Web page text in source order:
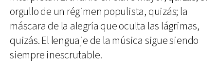
orgullo de un régimen populista, quizás; la
máscara de la alegría que oculta las lágrimas,
quizás. El lenguaje de la música sigue siendo
siempre inescrutable.